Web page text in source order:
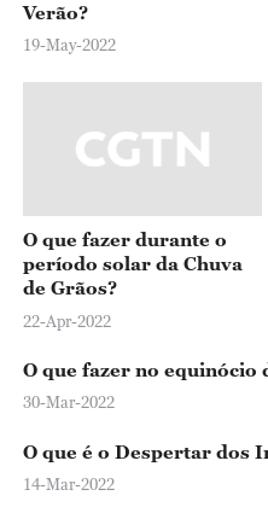
Verão?
19-May-2022
O que fazer durante o
período solar da Chuva
de Grãos?
22-Apr-2022
O que fazer no equinócio
30-Mar-2022
O que é o Despertar dos
14-Mar-2022